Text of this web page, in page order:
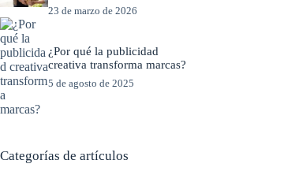
23 de marzo de 2026
¿Por qué la publicidad
creativa transforma marcas?
5 de agosto de 2025
Categorías de artículos